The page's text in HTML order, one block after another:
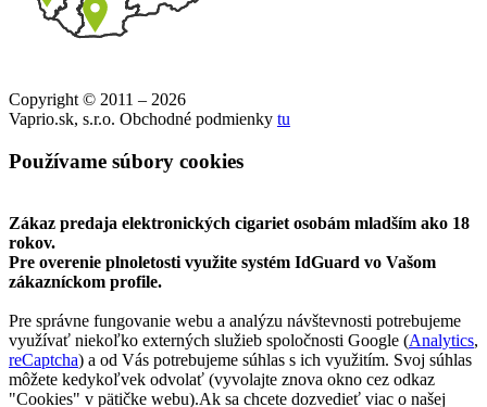
Copyright © 2011 – 2026
Vaprio.sk, s.r.o. Obchodné podmienky tu
Používame súbory cookies
Zákaz predaja elektronických cigariet osobám mladším ako 18
rokov.
Pre overenie plnoletosti využite systém IdGuard vo Vašom
zákazníckom profile.
Pre správne fungovanie webu a analýzu návštevnosti potrebujeme
využívať niekoľko externých služieb spoločnosti Google (Analytics,
reCaptcha) a od Vás potrebujeme súhlas s ich využitím. Svoj súhlas
môžete kedykoľvek odvolať (vyvolajte znova okno cez odkaz
"Cookies" v pätičke webu).Ak sa chcete dozvedieť viac o našej